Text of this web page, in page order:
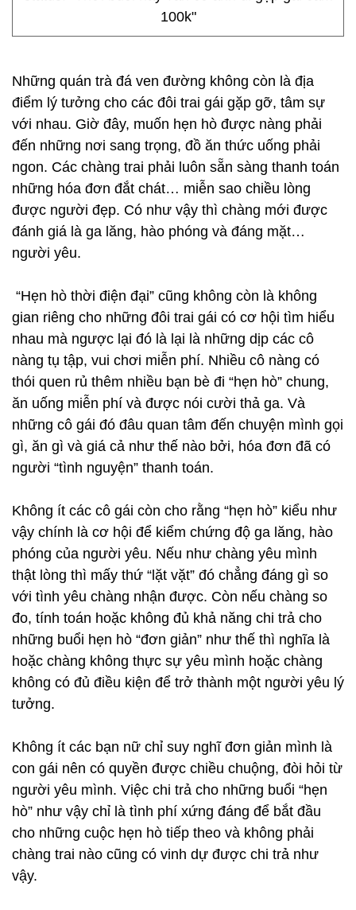
100k"
Những quán trà đá ven đường không còn là địa
điểm lý tưởng cho các đôi trai gái gặp gỡ, tâm sự
với nhau. Giờ đây, muốn hẹn hò được nàng phải
đến những nơi sang trọng, đồ ăn thức uống phải
ngon. Các chàng trai phải luôn sẵn sàng thanh toán
những hóa đơn đắt chát… miễn sao chiều lòng
được người đẹp. Có như vậy thì chàng mới được
đánh giá là ga lăng, hào phóng và đáng mặt…
người yêu.
“Hẹn hò thời điện đại” cũng không còn là không
gian riêng cho những đôi trai gái có cơ hội tìm hiểu
nhau mà ngược lại đó là lại là những dịp các cô
nàng tụ tập, vui chơi miễn phí. Nhiều cô nàng có
thói quen rủ thêm nhiều bạn bè đi “hẹn hò” chung,
ăn uống miễn phí và được nói cười thả ga. Và
những cô gái đó đâu quan tâm đến chuyện mình gọi
gì, ăn gì và giá cả như thế nào bởi, hóa đơn đã có
người “tình nguyện” thanh toán.
Không ít các cô gái còn cho rằng “hẹn hò” kiểu như
vậy chính là cơ hội để kiểm chứng độ ga lăng, hào
phóng của người yêu. Nếu như chàng yêu mình
thật lòng thì mấy thứ “lặt vặt” đó chẳng đáng gì so
với tình yêu chàng nhận được. Còn nếu chàng so
đo, tính toán hoặc không đủ khả năng chi trả cho
những buổi hẹn hò “đơn giản” như thế thì nghĩa là
hoặc chàng không thực sự yêu mình hoặc chàng
không có đủ điều kiện để trở thành một người yêu lý
tưởng.
Không ít các bạn nữ chỉ suy nghĩ đơn giản mình là
con gái nên có quyền được chiều chuộng, đòi hỏi từ
người yêu mình. Việc chi trả cho những buổi “hẹn
hò” như vậy chỉ là tình phí xứng đáng để bắt đầu
cho những cuộc hẹn hò tiếp theo và không phải
chàng trai nào cũng có vinh dự được chi trả như
vậy.